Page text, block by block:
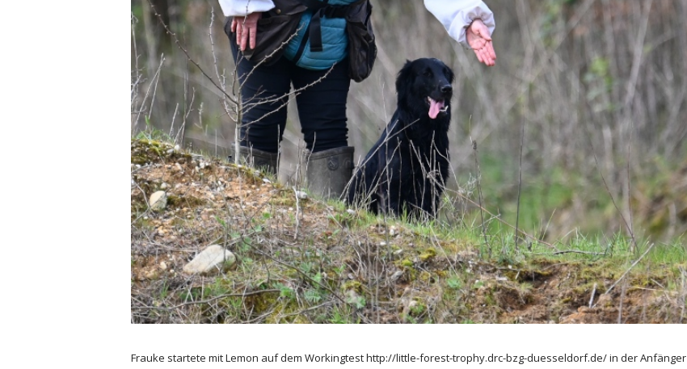
Frauke startete mit Lemon auf dem Workingtest http://little-forest-trophy.drc-bzg-duesseldorf.de/ in der Anfänger